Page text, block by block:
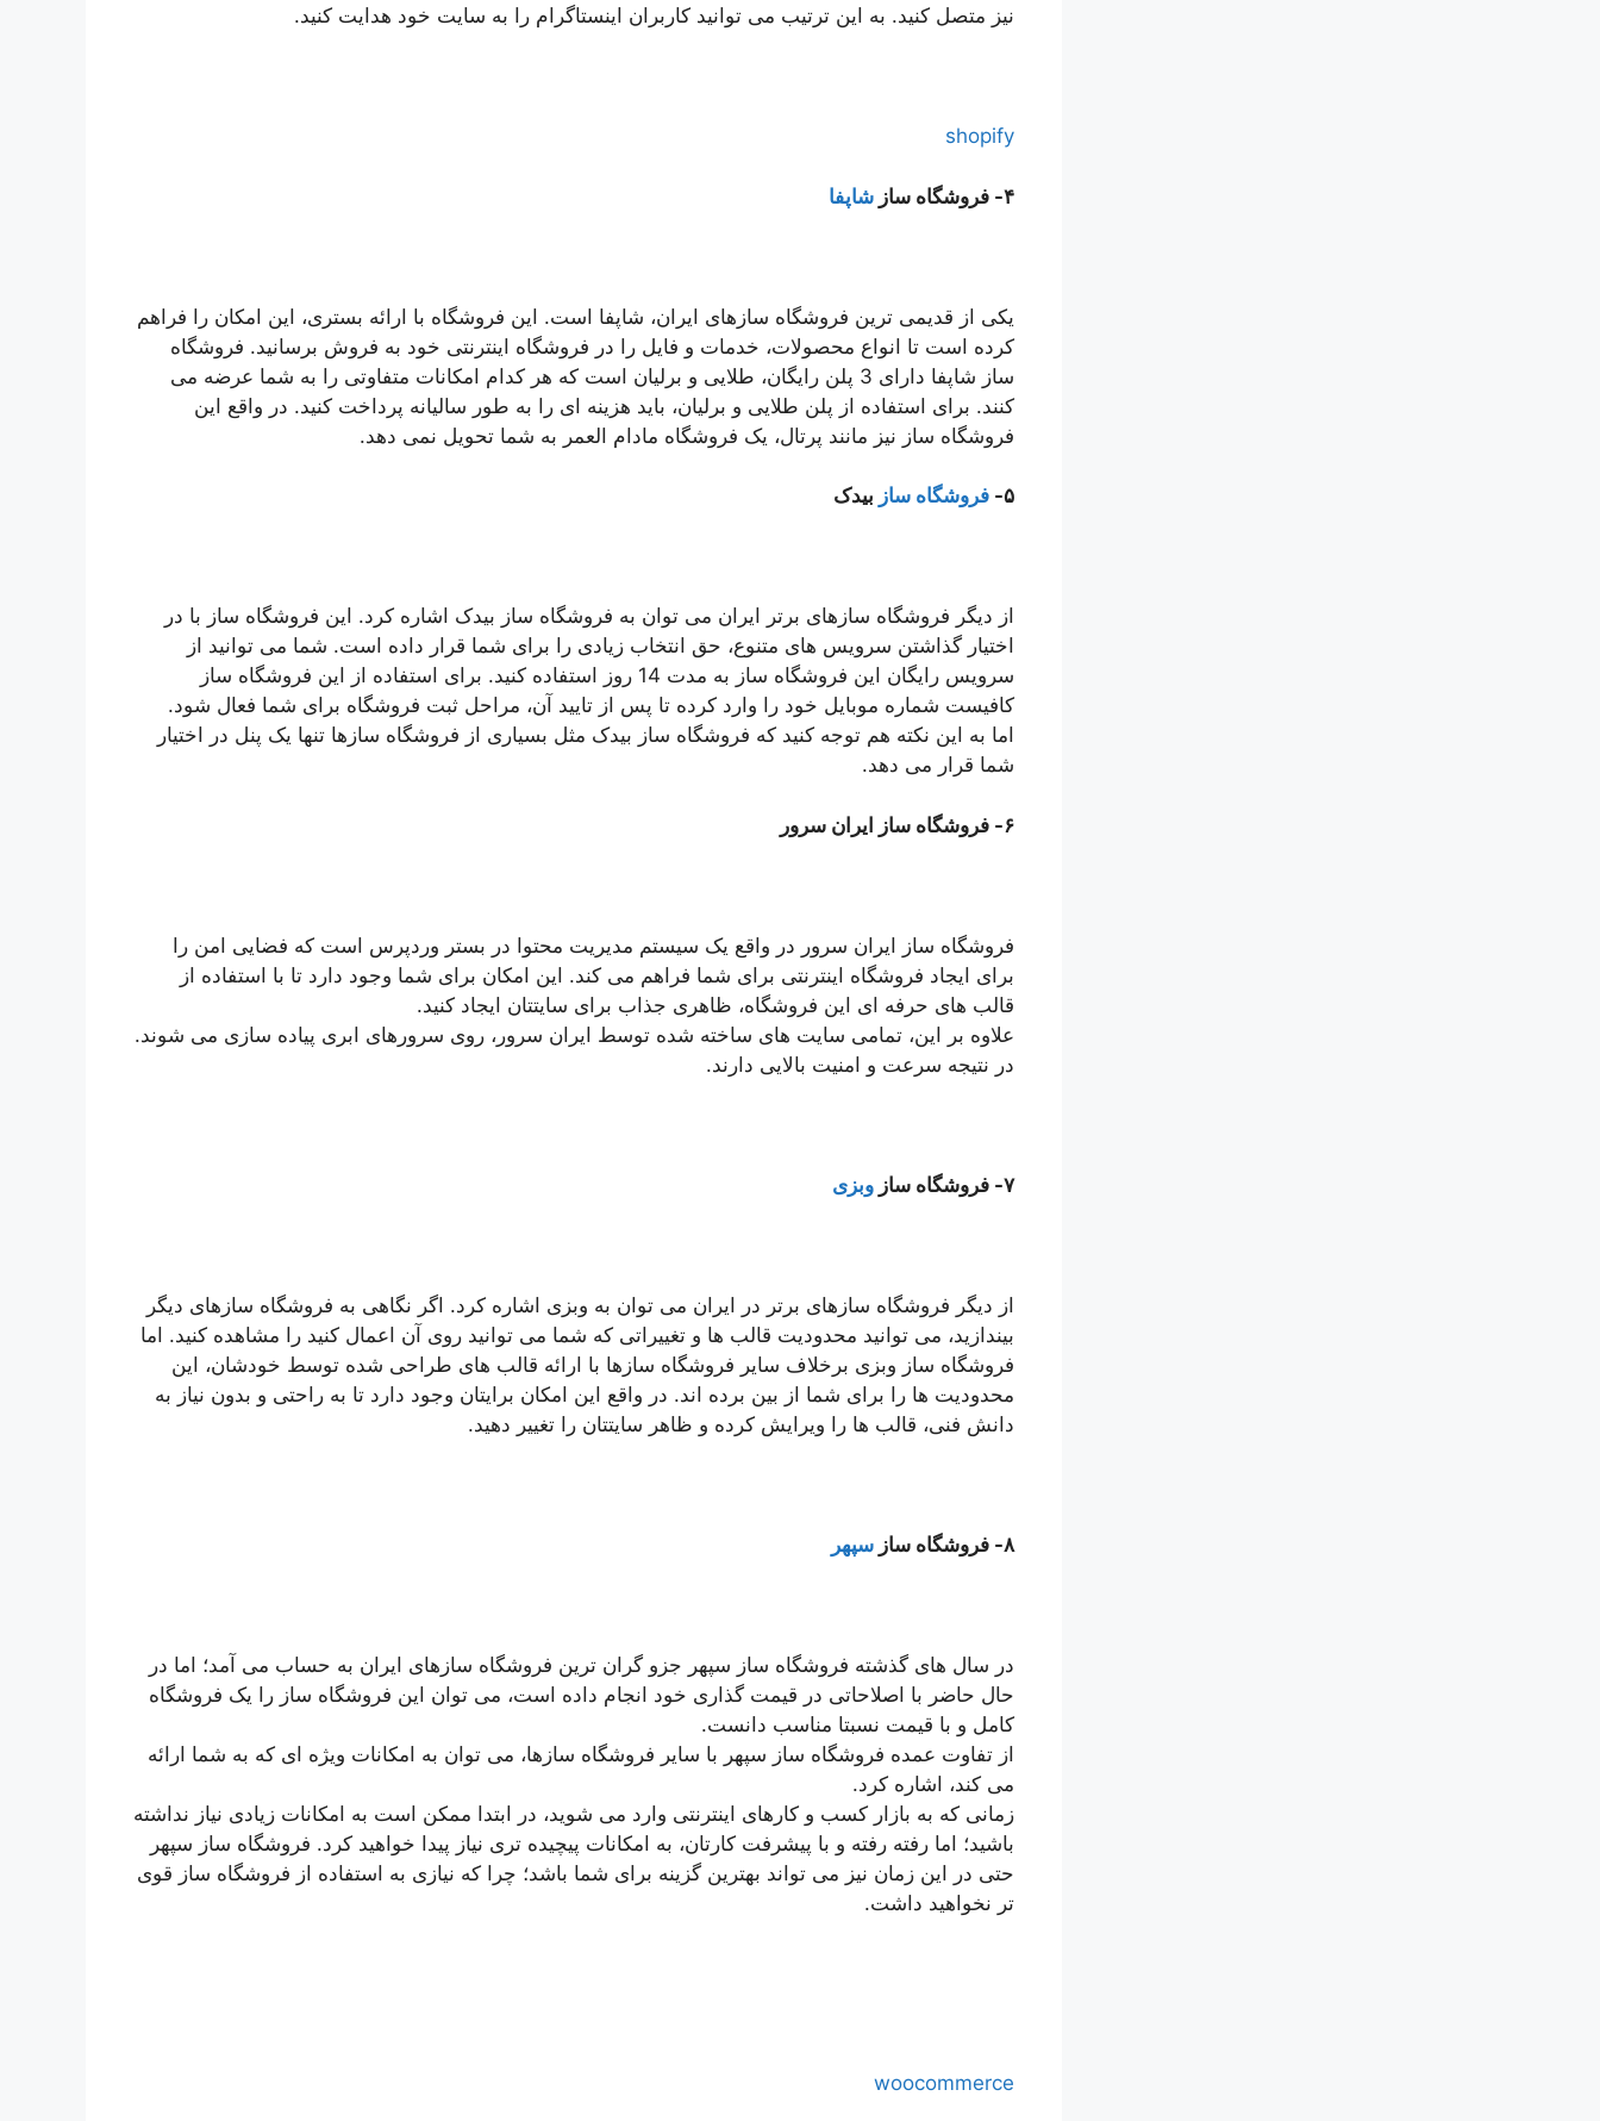
نیز متصل کنید. به این ترتیب می توانید کاربران اینستاگرام را به سایت خود هدایت کنید.
shopify
۴- فروشگاه ساز شاپفا
یکی از قدیمی ترین فروشگاه سازهای ایران، شاپفا است. این فروشگاه با ارائه بستری، این امکان را فراهم
کرده است تا انواع محصولات، خدمات و فایل را در فروشگاه اینترنتی خود به فروش برسانید. فروشگاه
ساز شاپفا دارای 3 پلن رایگان، طلایی و برلیان است که هر کدام امکانات متفاوتی را به شما عرضه می
کنند. برای استفاده از پلن طلایی و برلیان، باید هزینه ای را به طور سالیانه پرداخت کنید. در واقع این
فروشگاه ساز نیز مانند پرتال، یک فروشگاه مادام العمر به شما تحویل نمی دهد.
۵- فروشگاه ساز بیدک
از دیگر فروشگاه سازهای برتر ایران می توان به فروشگاه ساز بیدک اشاره کرد. این فروشگاه ساز با در
اختیار گذاشتن سرویس های متنوع، حق انتخاب زیادی را برای شما قرار داده است. شما می توانید از
سرویس رایگان این فروشگاه ساز به مدت 14 روز استفاده کنید. برای استفاده از این فروشگاه ساز
کافیست شماره موبایل خود را وارد کرده تا پس از تایید آن، مراحل ثبت فروشگاه برای شما فعال شود.
اما به این نکته هم توجه کنید که فروشگاه ساز بیدک مثل بسیاری از فروشگاه سازها تنها یک پنل در اختیار
شما قرار می دهد.
۶- فروشگاه ساز ایران سرور
فروشگاه ساز ایران سرور در واقع یک سیستم مدیریت محتوا در بستر وردپرس است که فضایی امن را
برای ایجاد فروشگاه اینترنتی برای شما فراهم می کند. این امکان برای شما وجود دارد تا با استفاده از
قالب های حرفه ای این فروشگاه، ظاهری جذاب برای سایتتان ایجاد کنید.
علاوه بر این، تمامی سایت های ساخته شده توسط ایران سرور، روی سرورهای ابری پیاده سازی می شوند.
در نتیجه سرعت و امنیت بالایی دارند.
۷- فروشگاه ساز وبزی
از دیگر فروشگاه سازهای برتر در ایران می توان به وبزی اشاره کرد. اگر نگاهی به فروشگاه سازهای دیگر
بیندازید، می توانید محدودیت قالب ها و تغییراتی که شما می توانید روی آن اعمال کنید را مشاهده کنید. اما
فروشگاه ساز وبزی برخلاف سایر فروشگاه سازها با ارائه قالب های طراحی شده توسط خودشان، این
محدودیت ها را برای شما از بین برده اند. در واقع این امکان برایتان وجود دارد تا به راحتی و بدون نیاز به
دانش فنی، قالب ها را ویرایش کرده و ظاهر سایتتان را تغییر دهید.
۸- فروشگاه ساز سپهر
در سال های گذشته فروشگاه ساز سپهر جزو گران ترین فروشگاه سازهای ایران به حساب می آمد؛ اما در
حال حاضر با اصلاحاتی در قیمت گذاری خود انجام داده است، می توان این فروشگاه ساز را یک فروشگاه
کامل و با قیمت نسبتا مناسب دانست.
از تفاوت عمده فروشگاه ساز سپهر با سایر فروشگاه سازها، می توان به امکانات ویژه ای که به شما ارائه
می کند، اشاره کرد.
زمانی که به بازار کسب و کارهای اینترنتی وارد می شوید، در ابتدا ممکن است به امکانات زیادی نیاز نداشته
باشید؛ اما رفته رفته و با پیشرفت کارتان، به امکانات پیچیده تری نیاز پیدا خواهید کرد. فروشگاه ساز سپهر
حتی در این زمان نیز می تواند بهترین گزینه برای شما باشد؛ چرا که نیازی به استفاده از فروشگاه ساز قوی
تر نخواهید داشت.
woocommerce